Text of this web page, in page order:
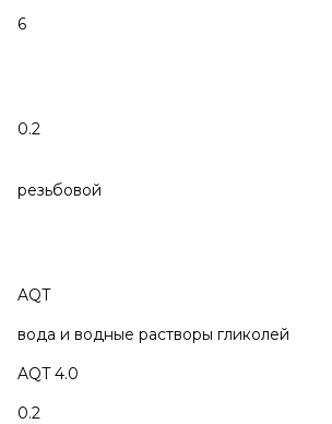
6
0.2
резьбовой
AQT
вода и водные растворы гликолей
AQT 4.0
0.2